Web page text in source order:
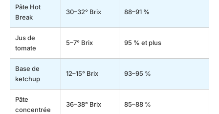
Pâte Hot
Break
30–32° Brix 88–91 %
Jus de
tomate
5–7° Brix 95 % et plus
Base de
ketchup
12–15° Brix 93–95 %
Pâte
concentrée
36–38° Brix 85–88 %